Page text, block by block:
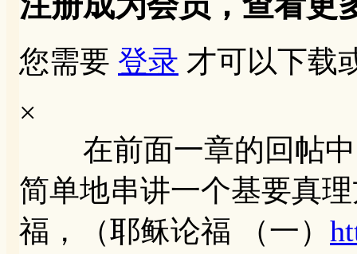
您需要 登录 才可以下载
×
在前面一章的回帖中
简单地串讲一个基要真
福，（耶稣论福 （一）